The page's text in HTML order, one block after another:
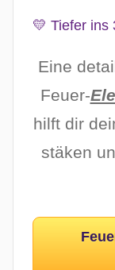
💛 Tiefer ins
Eine
Feuer-
hilft dir
stäken